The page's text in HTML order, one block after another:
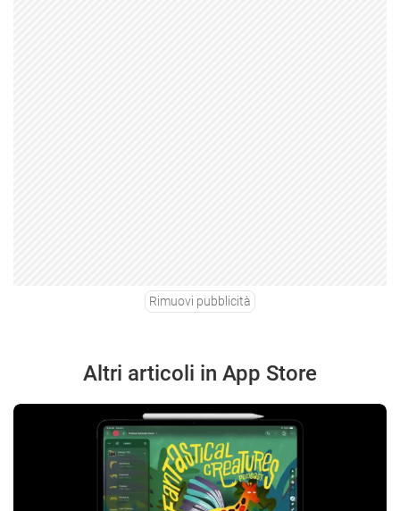
Rimuovi pubblicità
Altri articoli in App Store